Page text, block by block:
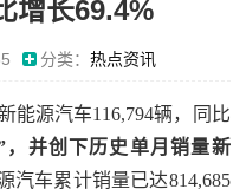
增长69.4%
分类：热点资讯
能源汽车116,794辆，同比
，并创下历史单月销量新
汽车累计销量已达814,685